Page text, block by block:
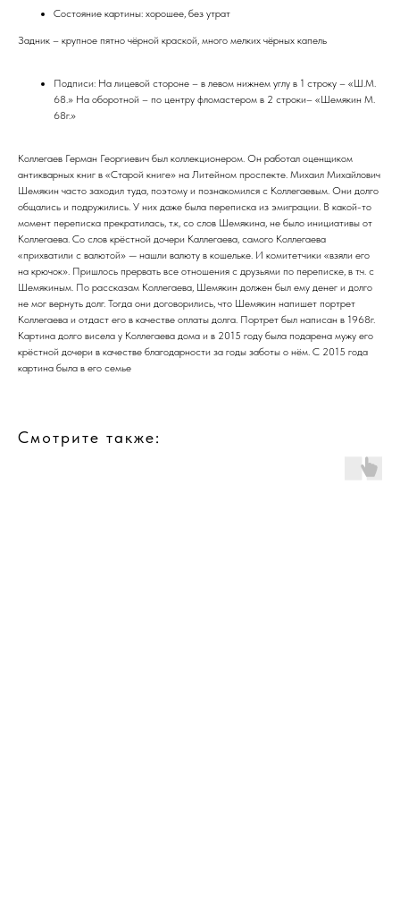
Состояние картины: хорошее, без утрат
Задник – крупное пятно чёрной краской, много мелких чёрных капель
Подписи: На лицевой стороне – в левом нижнем углу в 1 строку – «Ш.М.
68.» На оборотной – по центру фломастером в 2 строки– «Шемякин М.
68г.»
Коллегаев Герман Георгиевич был коллекционером. Он работал оценщиком
антикварных книг в «Старой книге» на Литейном проспекте. Михаил Михайлович
Шемякин часто заходил туда, поэтому и познакомился с Коллегаевым. Они долго
общались и подружились. У них даже была переписка из эмиграции. В какой-то
момент переписка прекратилась, т.к, со слов Шемякина, не было инициативы от
Коллегаева. Со слов крёстной дочери Каллегаева, самого Коллегаева
«прихватили с валютой» — нашли валюту в кошельке. И комитетчики «взяли его
на крючок». Пришлось прервать все отношения с друзьями по переписке, в т.ч. с
Шемякиным. По рассказам Коллегаева, Шемякин должен был ему денег и долго
не мог вернуть долг. Тогда они договорились, что Шемякин напишет портрет
Коллегаева и отдаст его в качестве оплаты долга. Портрет был написан в 1968г.
Картина долго висела у Коллегаева дома и в 2015 году была подарена мужу его
крёстной дочери в качестве благодарности за годы заботы о нём. С 2015 года
картина была в его семье
Смотрите также: